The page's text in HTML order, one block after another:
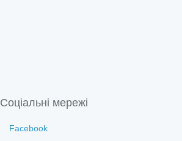
Соціальні мережі
Facebook